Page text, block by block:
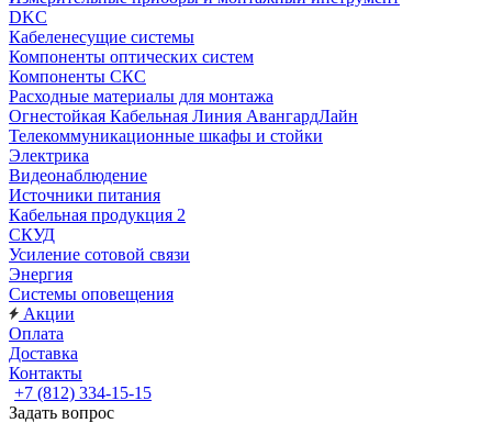
DKC
Кабеленесущие системы
Компоненты оптических систем
Компоненты СКС
Расходные материалы для монтажа
Огнестойкая Кабельная Линия АвангардЛайн
Телекоммуникационные шкафы и стойки
Электрика
Видеонаблюдение
Источники питания
Кабельная продукция 2
СКУД
Усиление сотовой связи
Энергия
Системы оповещения
Акции
Оплата
Доставка
Контакты
+7 (812) 334-15-15
Задать вопрос